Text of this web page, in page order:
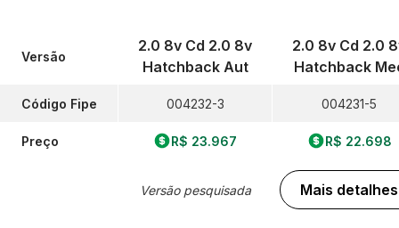
Versão
Código Fipe
Preço
2.0 8v Cd 2.0 8v
Hatchback Aut
004232-3
R$ 23.967
Versão pesquisada
2.0 8v Cd 2.0
Hatchback
004231-5
R$ 22.698
Mais detalhes